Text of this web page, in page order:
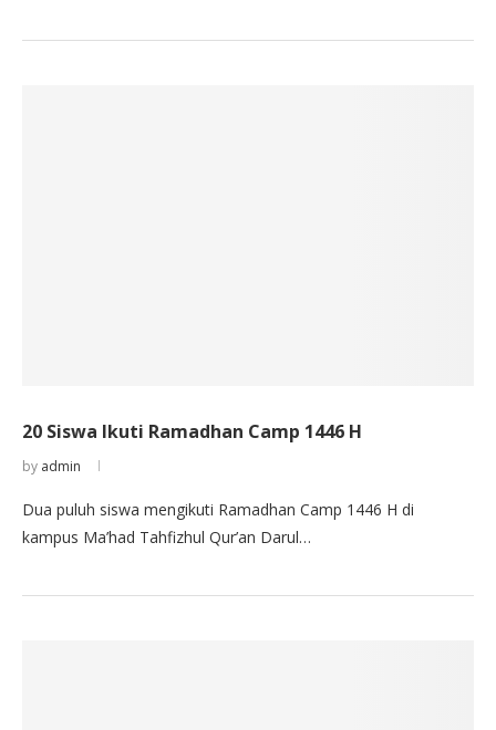
20 Siswa Ikuti Ramadhan Camp 1446 H
by admin
Dua puluh siswa mengikuti Ramadhan Camp 1446 H di
kampus Ma’had Tahfizhul Qur’an Darul…